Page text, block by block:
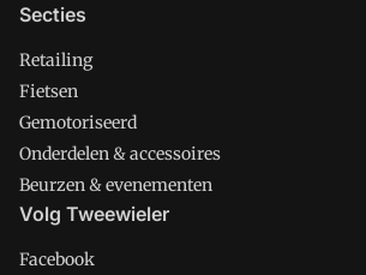
Secties
Retailing
Fietsen
Gemotoriseerd
Onderdelen & accessoires
Beurzen & evenementen
Volg Tweewieler
Facebook